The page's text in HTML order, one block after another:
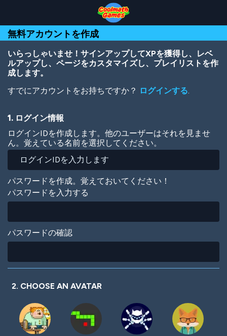
Top
of
Page
Navigation
Main
Content
Footer
ン
コ
ン
移
無料アカウントを作成
いらっしゃいませ！サインアップしてXPを獲得し、レベ
ルアップし、ページをカスタマイズし、プレイリストを作
成します。
すでにアカウントをお持ちですか？ ログインする.
1. ログイン情報
ログインIDを作成します。他のユーザーはそれを見ませ
ん。覚えている名前を選択してください。
パスワードを作成。覚えておいてください！
パスワードを入力する
パスワードの確認
2. CHOOSE AN AVATAR